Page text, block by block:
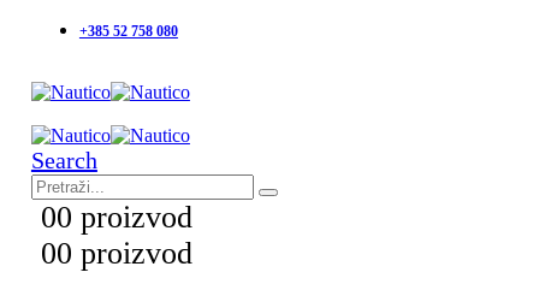
+385 52 758 080
Search
00 proizvod
00 proizvod